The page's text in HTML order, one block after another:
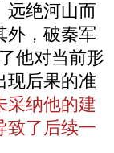
远绝河山而
外，破秦军
他对当前形
现后果的准
采纳他的建
致了后续一